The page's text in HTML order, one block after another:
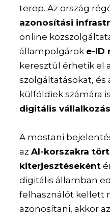
terep. Az ország
azonosítási
online
állampolgárok e-ID
keresztül érhetik el
szolgáltatásokat, és
külföldiek számára
digitális
A mostani
azAI-korszakra
kiterjesztéseként
digitális államban
felhasználót kellett
azonosítani, akkor